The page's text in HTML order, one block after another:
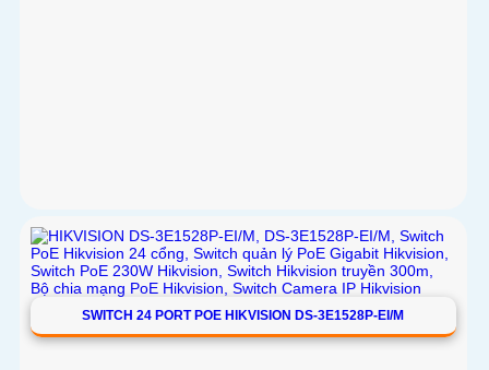
SWITCH 24 PORT POE HIKVISION DS-3E1528P-EI/M